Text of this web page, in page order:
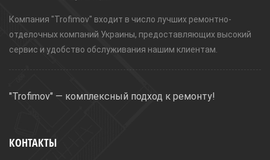
Компания "Trofimov" входит в число лучших ремонтно-
отделочных компаний Украины, предоставляющих высокий
сервис и удобство обслуживания нашим клиентам.
"Trofimov" — комплексный подход к ремонту!
КОНТАКТЫ